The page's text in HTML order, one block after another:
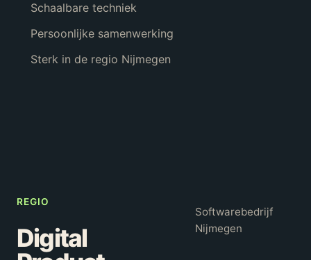
Schaalbare techniek
Persoonlijke samenwerking
Sterk in de regio Nijmegen
REGIO
Digital
Softwarebedrijf
Nijmegen